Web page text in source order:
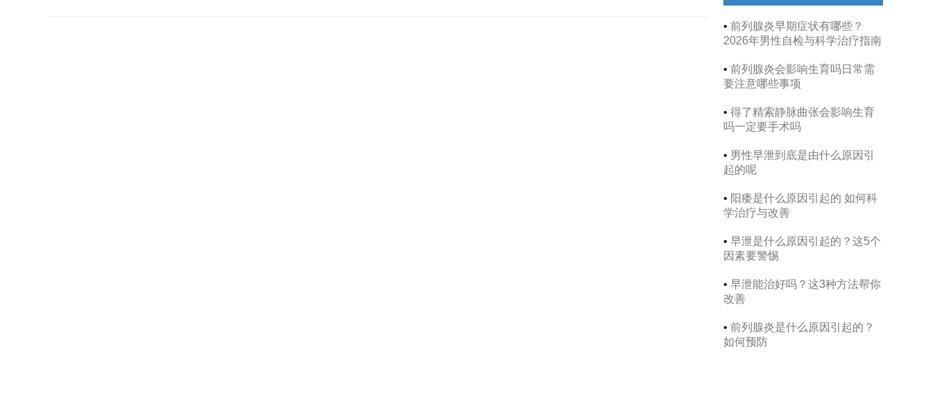
• 前列腺炎早期症状有哪些？
2026年男性自检与科学治疗指南
• 前列腺炎会影响生育吗日常需
要注意哪些事项
• 得了精索静脉曲张会影响生育
吗一定要手术吗
• 男性早泄到底是由什么原因引
起的呢
• 阳痿是什么原因引起的 如何科
学治疗与改善
• 早泄是什么原因引起的？这5个
因素要警惕
• 早泄能治好吗？这3种方法帮你
改善
• 前列腺炎是什么原因引起的？
如何预防